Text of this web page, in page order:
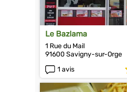
Le Bazlama
1 Rue du Mail
91600 Savigny-sur-Orge
1 avis